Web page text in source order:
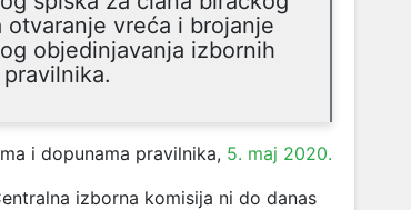
vreća i brojanje
objedinjavanja izbornih
i dopunama pravilnika, 5. maj 2020.
izborna komisija ni do danas